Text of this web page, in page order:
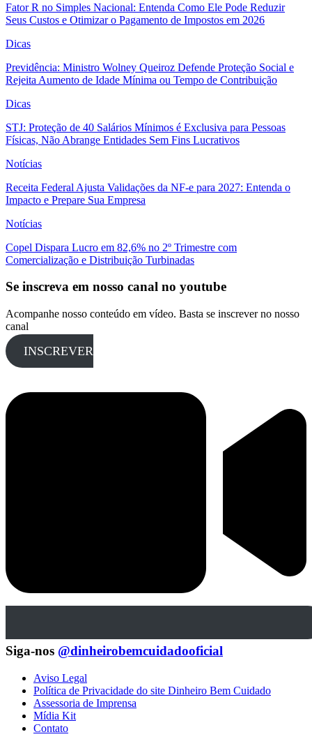
Fator R no Simples Nacional: Entenda Como Ele Pode Reduzir
Seus Custos e Otimizar o Pagamento de Impostos em 2026
Dicas
Previdência: Ministro Wolney Queiroz Defende Proteção Social e
Rejeita Aumento de Idade Mínima ou Tempo de Contribuição
Dicas
STJ: Proteção de 40 Salários Mínimos é Exclusiva para Pessoas
Físicas, Não Abrange Entidades Sem Fins Lucrativos
Notícias
Receita Federal Ajusta Validações da NF-e para 2027: Entenda o
Impacto e Prepare Sua Empresa
Notícias
Copel Dispara Lucro em 82,6% no 2º Trimestre com
Comercialização e Distribuição Turbinadas
Se inscreva em nosso canal no youtube
Acompanhe nosso conteúdo em vídeo. Basta se inscrever no nosso
canal
INSCREVER
Siga-nos @dinheirobemcuidadooficial
Aviso Legal
Política de Privacidade do site Dinheiro Bem Cuidado
Assessoria de Imprensa
Mídia Kit
Contato